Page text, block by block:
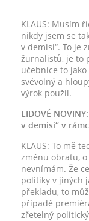
KLAUS: Musím
nikdy jsem se
v demisi“. To je
žurnalistů, je to
učebnice to
svévolný a
výrok použil.
LIDOVÉ
v demisi“ v
KLAUS: To mě
změnu obratu,
nevnímám. Že
politiky v jiných
překladu, to
případě
zřetelný